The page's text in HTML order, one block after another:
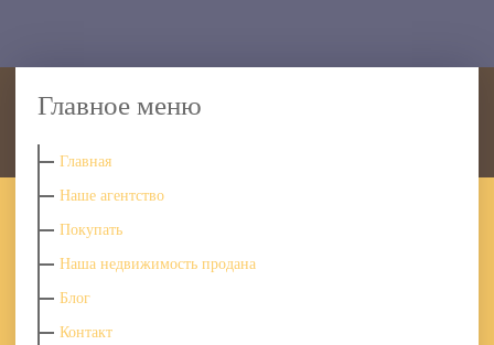
Главное меню
Главная
Наше агентство
Покупать
Наша недвижимость продана
Блог
Контакт